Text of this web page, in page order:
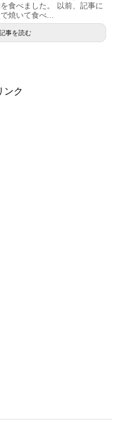
食べました。 以前、記事に
焼いて食べ...
事を読む
ンク